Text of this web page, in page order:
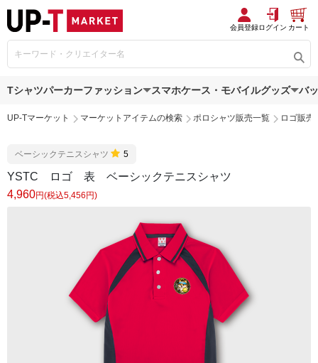
会員登録ログイン カート
Tシャツパーカーファッション スマホケース・モバイルグッズ バ
UP-Tマーケット マーケットアイテムの検索 ポロシャツ販売一覧 ロゴ販売
ベーシックテニスシャツ 5
YSTC ロゴ 表 ベーシックテニスシャツ
4,960円(税込5,456円)